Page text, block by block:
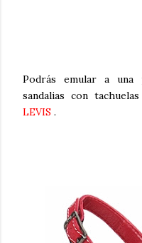
Podrás emular a una
sandalias con
LEVIS .